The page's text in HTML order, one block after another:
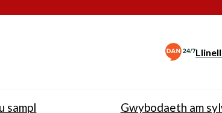
sampl Gwybodaeth am